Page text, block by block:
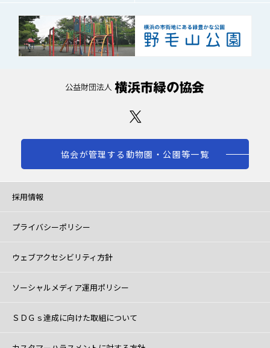
協会が管理する動物園・公園等一覧
採用情報
プライバシーポリシー
ウェブアクセシビリティ方針
ソーシャルメディア運用ポリシー
ＳＤＧｓ達成に向けた取組について